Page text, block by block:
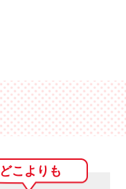
どこよりも